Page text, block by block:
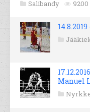
Salibandy 9200
Manuel